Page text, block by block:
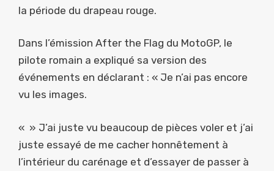
la période du drapeau rouge.
Dans l’émission After the Flag du MotoGP, le
pilote romain a expliqué sa version des
événements en déclarant : « Je n’ai pas encore
vu les images.
« » J’ai juste vu beaucoup de pièces voler et j’ai
juste essayé de me cacher honnêtement à
l’intérieur du carénage et d’essayer de passer à